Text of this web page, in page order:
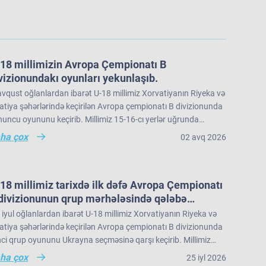
millimizin Avropa Çempionatı B
oyunları yekunlaşıb.
oğlanlardan ibarət U-18 millimiz Xorvatiyanın Riyeka və
şəhərlərində keçirilən Avropa çempionatı B divizionunda
oyununu keçirib. Millimiz 15-16-cı yerlər uğrunda
İslandiya seçməsinə 73:91 hesabı ilə məğlub olub və
çempionatı B divizionunu 22 komanda arasında 16-cı
çox 02 avq 2026
millimiz tarixdə ilk dəfə Avropa Çempionatı
qrup mərhələsində qələbə
iyul oğlanlardan ibarət U-18 millimiz Xorvatiyanın Riyeka və
şəhərlərində keçirilən Avropa çempionatı B divizionunda
qrup oyununu Ukrayna seçməsinə qarşı keçirib. Millimiz
ilk hissəsində rəqibə məğlub olsa da, ikinci hissədə
edək ki, yığmamız qrupda növbəti oyununu 26 iyul Bakı
çox 25 iyl 2026